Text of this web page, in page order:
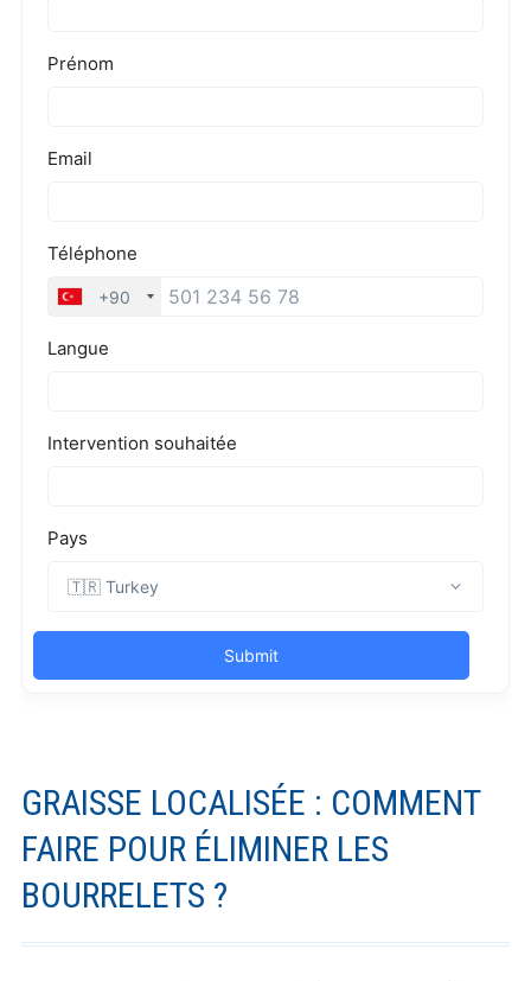
GRAISSE LOCALISÉE : COMMENT
FAIRE POUR ÉLIMINER LES
BOURRELETS ?